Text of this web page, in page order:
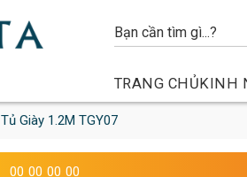
TRANG CHỦKINH
Tủ Giày 1.2M TGY07
00 00 00 00